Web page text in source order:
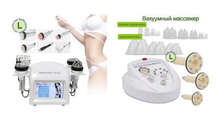
омоложения кожи,
удаления татуировок
Nd Yag